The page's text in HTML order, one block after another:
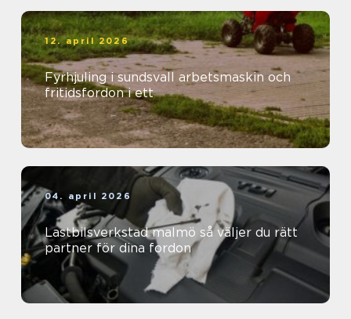
12. april 2026
Fyrhjuling i sundsvall arbetsmaskin och
fritidsfordon i ett
04. april 2026
Lastbilsverkstad malmö så väljer du rätt
partner för dina fordon